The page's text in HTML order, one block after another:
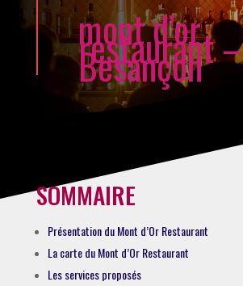
mont d’or
restaurant –
Besançon
SOMMAIRE
Présentation du Mont d’Or Restaurant
La carte du Mont d’Or Restaurant
Les services proposés